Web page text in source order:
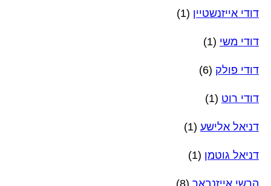
דודי אייזנשטיין (1)
דודי משי (1)
דודי פולק (6)
דודי רוט (1)
דניאל אלישע (1)
דניאל גוטמן (1)
הרשי אייזנבאך (8)